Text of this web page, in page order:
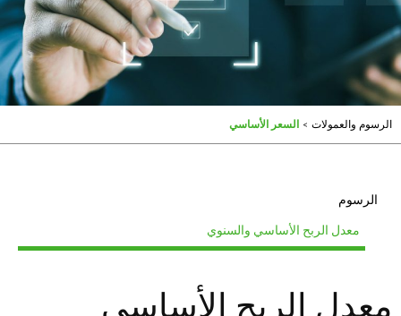
الرسوم والعمولات > السعر الأساسي
الرسوم
معدل الربح الأساسي والسنوي
معدل الربح الأساسي